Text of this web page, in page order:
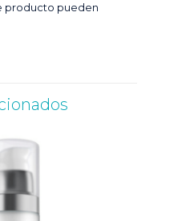
producto pueden